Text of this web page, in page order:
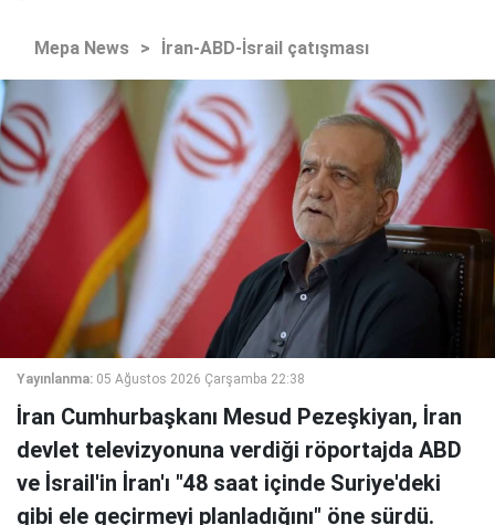
Mepa News > İran-ABD-İsrail çatışması
Yayınlanma: 05 Ağustos 2026 Çarşamba 22:38
İran Cumhurbaşkanı Mesud Pezeşkiyan, İran
devlet televizyonuna verdiği röportajda ABD
ve İsrail'in İran'ı "48 saat içinde Suriye'deki
gibi ele geçirmeyi planladığını" öne sürdü.